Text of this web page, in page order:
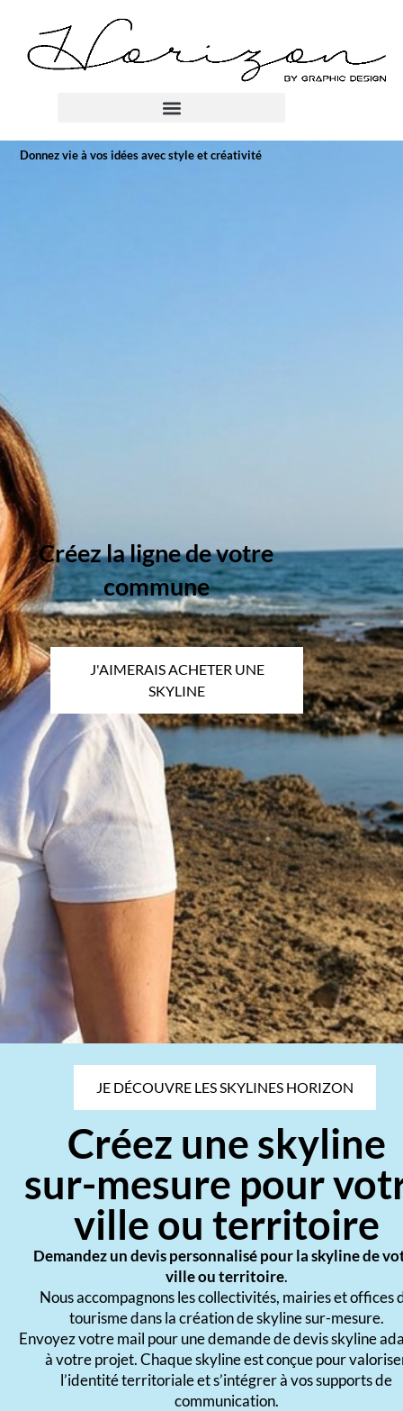
J'AIMERAIS ACHETER UNE
SKYLINE
Créez la ligne de votre
commune
Donnez vie à vos idées avec style et créativité
Créez une skyline
sur-mesure pour
ville ou territoire
JE DÉCOUVRE LES SKYLINES HORIZON
Demandez un devis personnalisé pour la skyline de
ville ou territoire.
Nous accompagnons les collectivités, mairies et offices
tourisme dans la création de skyline sur-mesure.
Envoyez votre mail pour une demande de devis skyline
à votre projet. Chaque skyline est conçue pour
l’identité territoriale et s’intégrer à vos supports de
communication.